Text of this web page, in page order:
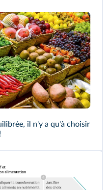
il n'y a qu'à choisir
!